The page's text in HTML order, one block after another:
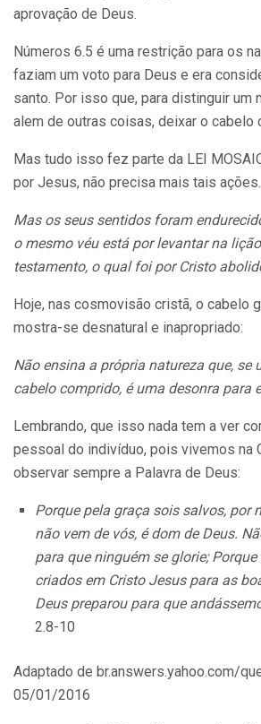
aprovação de Deus.
Números 6.5 é uma restrição para os
faziam um voto para Deus e era
santo. Por isso que, para distinguir um
alem de outras coisas, deixar o cabelo
Mas tudo isso fez parte da LEI
por Jesus, não precisa mais tais ações.
Mas os seus sentidos foram
o mesmo véu está por levantar na
testamento, o qual foi por Cristo
Hoje, nas cosmovisão cristã, o cabelo
mostra-se desnatural e inapropriado:
Não ensina a própria natureza que, se
cabelo comprido, é uma desonra para
Lembrando, que isso nada tem a ver
pessoal do indivíduo, pois vivemos na
observar sempre a Palavra de Deus:
Porque pela graça sois salvos, por
não vem de vós, é dom de Deus.
para que ninguém se glorie;
criados em Cristo Jesus para as
Deus preparou para que
2.8-10
Adaptado de br.answers.yahoo.com/
05/01/2016